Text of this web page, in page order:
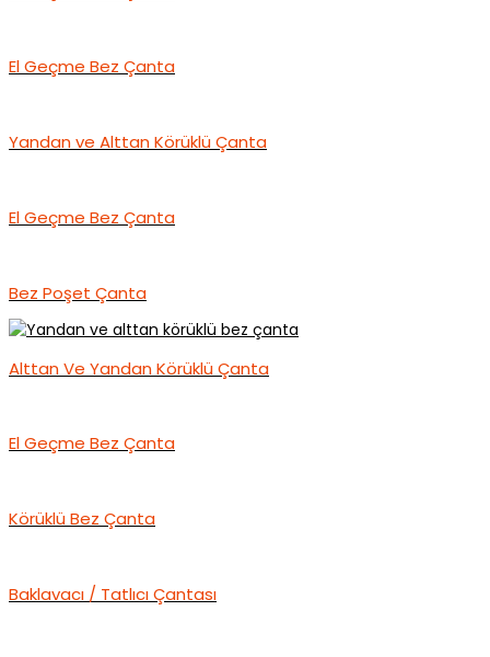
El Geçme Bez Çanta
Yandan ve Alttan Körüklü Çanta
El Geçme Bez Çanta
Bez Poşet Çanta
Alttan Ve Yandan Körüklü Çanta
El Geçme Bez Çanta
Körüklü Bez Çanta
Baklavacı / Tatlıcı Çantası